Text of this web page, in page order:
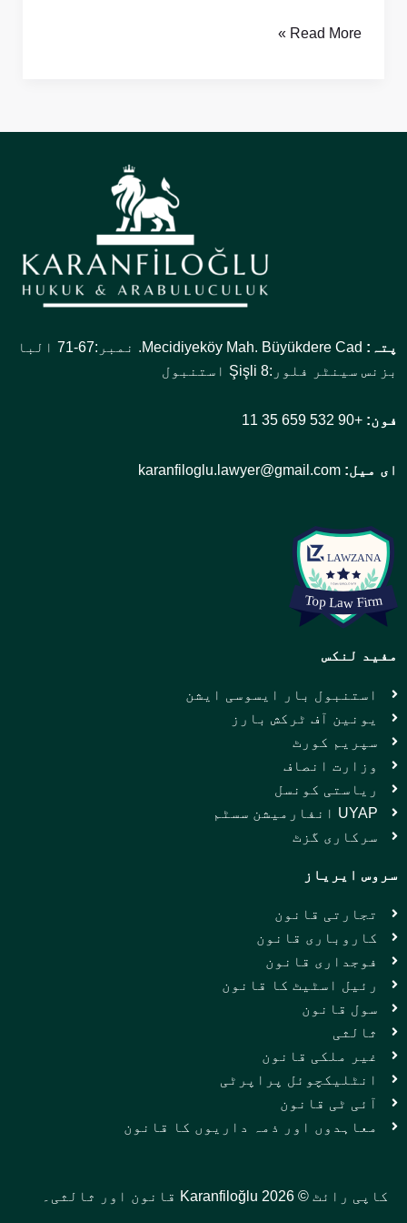
Read More »
پتہ:
Mecidiyeköy Mah. Büyükdere Cad. نمبر:67-71 البا
بزنس سینٹر فلور:8 Şişli استنبول
فون: +90 532 659 35 11
ای میل: karanfiloglu.lawyer@gmail.com
مفید لنکس
استنبول بار ایسوسی ایشن
یونین آف ٹرکش بارز
سپریم کورٹ
وزارت انصاف
ریاستی کونسل
UYAP انفارمیشن سسٹم
سرکاری گزٹ
سروس ایریاز
تجارتی قانون
کاروباری قانون
فوجداری قانون
رئیل اسٹیٹ کا قانون
سول قانون
ثالثی
غیر ملکی قانون
انٹلیکچوئل پراپرٹی
آئی ٹی قانون
معاہدوں اور ذمہ داریوں کا قانون
کاپی رائٹ © 2026 Karanfiloğlu قانون اور ثالثی۔